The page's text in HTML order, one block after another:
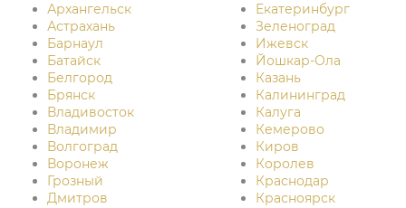
Архангельск
Астрахань
Барнаул
Батайск
Белгород
Брянск
Владивосток
Владимир
Волгоград
Воронеж
Грозный
Дмитров
Екатеринбург
Зеленоград
Ижевск
Йошкар-Ола
Казань
Калининград
Калуга
Кемерово
Киров
Королев
Краснодар
Красноярск